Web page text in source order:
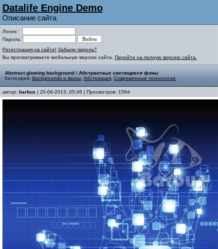
Datalife Engine Demo
Описание сайта
Логин:
Пароль:
Регистрация на сайте! Забыли пароль?
Вы просматриваете мобильную версию сайта. Перейти на полную версию сайта.
Abstract glowing background / Абстрактные светящиеся фоны
Категория: Backgrounds и фоны Абстракция Современные технологии
автор: barbus | 20-06-2013, 05:06 | Просмотров: 1594